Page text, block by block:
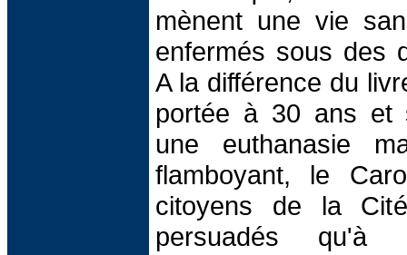
mènent une vie
enfermés sous des
A la différence du
portée à 30 ans et
une euthanasie
flamboyant, le
citoyens de la
persuadés